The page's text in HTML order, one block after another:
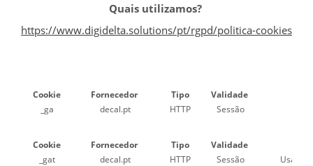
Quais utilizamos?
https://www.digidelta.solutions/pt/rgpd/politica-cookies
Cookie Fornecedor Tipo
Validade
_ga
decal.pt HTTP Sessão
Cookie Fornecedor Tipo
Validade
_gat
decal.pt HTTP Sessão Usado